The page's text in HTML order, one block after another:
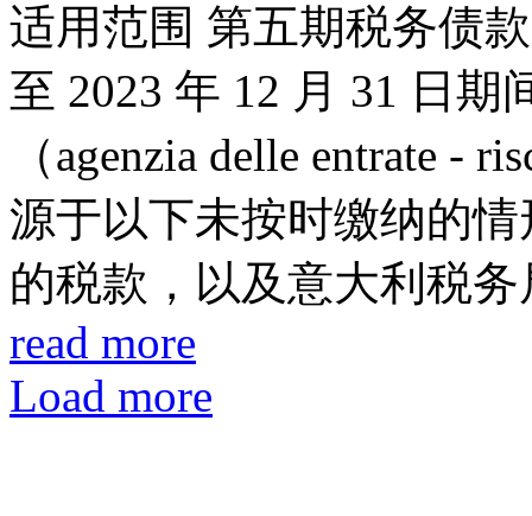
适用范围 第五期税务债
至 2023 年 12 月 31 日
（agenzia delle entrate -
源于以下未按时缴纳的
的税款，以及意大利税
read more
Load more